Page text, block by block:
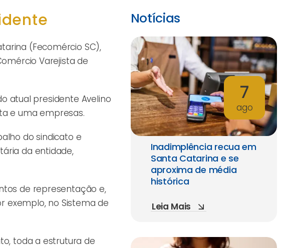
(Fecomércio SC),
Varejista de
atual presidente Avelino
e uma empresas.
do sindicato e
da entidade,
de representação e,
exemplo, no Sistema de
toda a estrutura de
Notícias
7
ago
Inadimplência recua em
Santa Catarina e se
aproxima de média
histórica
Leia Mais